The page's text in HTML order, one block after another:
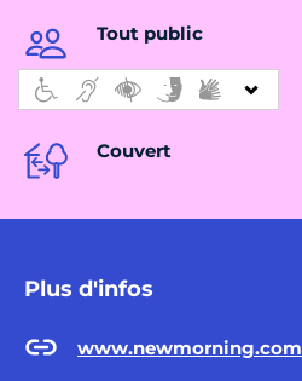
Tout public
Couvert
Plus d'infos
www.newmorning.com